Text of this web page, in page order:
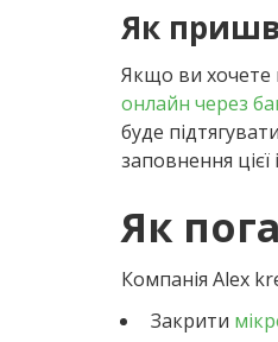
Як
Якщо ви хочете
онлайн через
буде
заповнення цієї
Як
Компанія Alex
Закрити